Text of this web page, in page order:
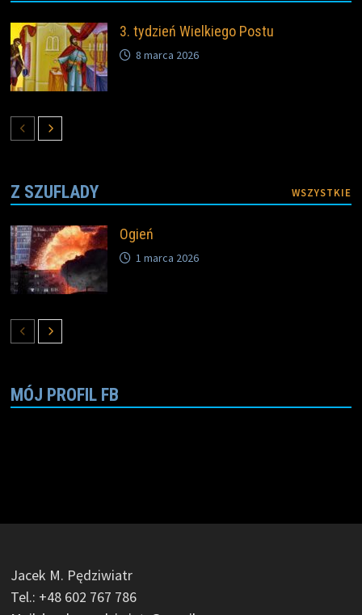
3. tydzień Wielkiego Postu
8 marca 2026
Z SZUFLADY WSZYSTKIE
Ogień
1 marca 2026
MÓJ PROFIL FB
Jacek M. Pędziwiatr
Tel.: +48 602 767 786